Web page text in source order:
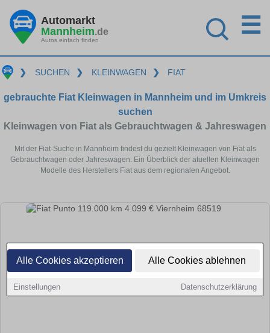
Alle Cookies akzeptieren Alle Cookies ablehnen
Einstellungen Datenschutzerklärung
Automarkt
Mannheim.de
Autos einfach finden
☰
❯ SUCHEN ❯ KLEINWAGEN ❯ FIAT
gebrauchte Fiat Kleinwagen in Mannheim und im Umkreis
suchen
Kleinwagen von Fiat als Gebrauchtwagen & Jahreswagen
Mit der Fiat-Suche in Mannheim findest du gezielt Kleinwagen von Fiat als
Gebrauchtwagen oder Jahreswagen. Ein Überblick der atuellen Kleinwagen
Modelle des Herstellers Fiat aus dem regionalen Angebot.